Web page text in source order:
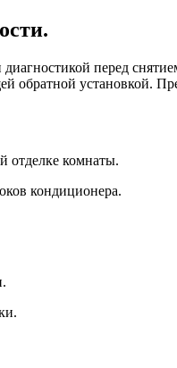
диагностикой перед
обратной
отделке комнаты.
кондиционера.